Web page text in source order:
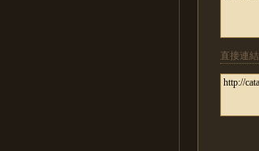
直接連結